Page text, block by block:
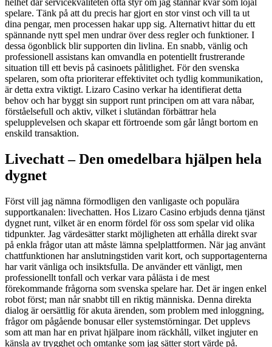
spelare. Tänk på att du precis har gjort en stor vinst och vill ta ut
dina pengar, men processen hakar upp sig. Alternativt hittar du ett
spännande nytt spel men undrar över dess regler och funktioner. I
dessa ögonblick blir supporten din livlina. En snabb, vänlig och
professionell assistans kan omvandla en potentiellt frustrerande
situation till ett bevis på casinoets pålitlighet. För den svenska
spelaren, som ofta prioriterar effektivitet och tydlig kommunikation,
är detta extra viktigt. Lizaro Casino verkar ha identifierat detta
behov och har byggt sin support runt principen om att vara nåbar,
förståelsefull och aktiv, vilket i slutändan förbättrar hela
spelupplevelsen och skapar ett förtroende som går långt bortom en
enskild transaktion.
Livechatt – Den omedelbara hjälpen hela
dygnet
Först vill jag nämna förmodligen den vanligaste och populära
supportkanalen: livechatten. Hos Lizaro Casino erbjuds denna tjänst
dygnet runt, vilket är en enorm fördel för oss som spelar vid olika
tidpunkter. Jag värdesätter starkt möjligheten att erhålla direkt svar
på enkla frågor utan att måste lämna spelplattformen. När jag använt
chattfunktionen har anslutningstiden varit kort, och supportagenterna
har varit vänliga och insiktsfulla. De använder ett vänligt, men
professionellt tonfall och verkar vara pålästa i de mest
förekommande frågorna som svenska spelare har. Det är ingen enkel
robot först; man når snabbt till en riktig människa. Denna direkta
dialog är oersättlig för akuta ärenden, som problem med inloggning,
frågor om pågående bonusar eller systemstörningar. Det upplevs
som att man har en privat hjälpare inom räckhåll, vilket ingjuter en
känsla av trygghet och omtanke som jag sätter stort värde på.